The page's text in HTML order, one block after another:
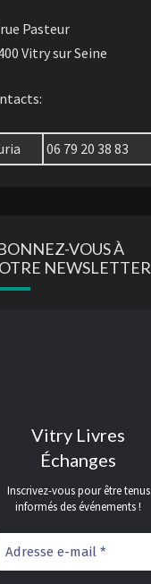
Pasteur
Vitry sur Seine
06 79 20 38 83
VOUS À
NEWSLETTER
Vitry Livres
Échanges
Inscrivez-vous pour être tenus
informés des événements !